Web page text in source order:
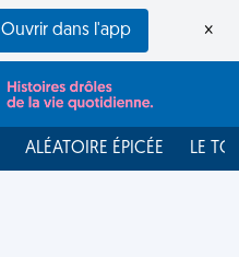
Ouvrir dans l'app ×
ALÉATOIRE ÉPICÉE LE